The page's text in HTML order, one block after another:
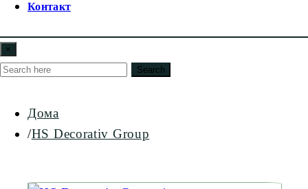
Контакт
×
Search
Дома
HS Decorativ Group